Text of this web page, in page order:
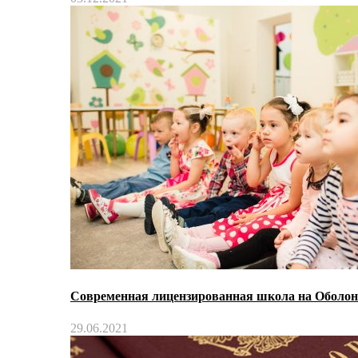
Современная лицензированная школа на
29.06.2021